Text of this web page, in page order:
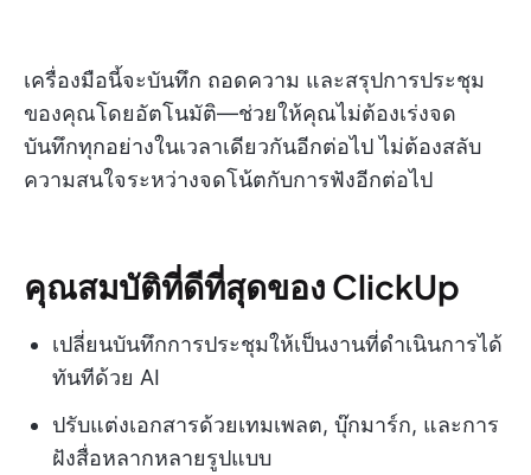
เครื่องมือนี้จะบันทึก ถอดความ และสรุปการประชุม
ของคุณโดยอัตโนมัติ—ช่วยให้คุณไม่ต้องเร่งจด
บันทึกทุกอย่างในเวลาเดียวกันอีกต่อไป ไม่ต้องสลับ
ความสนใจระหว่างจดโน้ตกับการฟังอีกต่อไป
คุณสมบัติที่ดีที่สุดของ ClickUp
เปลี่ยนบันทึกการประชุมให้เป็นงานที่ดำเนินการได้
ทันทีด้วย AI
ปรับแต่งเอกสารด้วยเทมเพลต, บุ๊กมาร์ก, และการ
ฝังสื่อหลากหลายรูปแบบ